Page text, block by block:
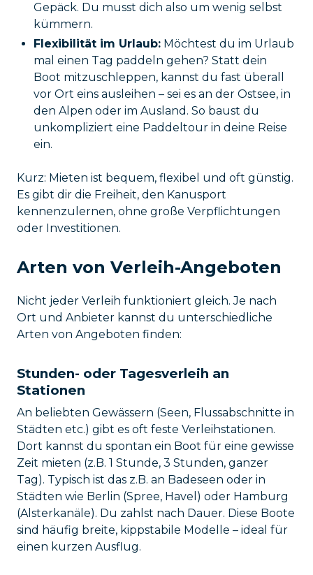
Gepäck. Du musst dich also um wenig selbst
kümmern.
Flexibilität im Urlaub: Möchtest du im Urlaub
mal einen Tag paddeln gehen? Statt dein
Boot mitzuschleppen, kannst du fast überall
vor Ort eins ausleihen – sei es an der Ostsee, in
den Alpen oder im Ausland. So baust du
unkompliziert eine Paddeltour in deine Reise
ein.
Kurz: Mieten ist bequem, flexibel und oft günstig.
Es gibt dir die Freiheit, den Kanusport
kennenzulernen, ohne große Verpflichtungen
oder Investitionen.
Arten von Verleih-Angeboten
Nicht jeder Verleih funktioniert gleich. Je nach
Ort und Anbieter kannst du unterschiedliche
Arten von Angeboten finden:
Stunden- oder Tagesverleih an
Stationen
An beliebten Gewässern (Seen, Flussabschnitte in
Städten etc.) gibt es oft feste Verleihstationen.
Dort kannst du spontan ein Boot für eine gewisse
Zeit mieten (z.B. 1 Stunde, 3 Stunden, ganzer
Tag). Typisch ist das z.B. an Badeseen oder in
Städten wie Berlin (Spree, Havel) oder Hamburg
(Alsterkanäle). Du zahlst nach Dauer. Diese Boote
sind häufig breite, kippstabile Modelle – ideal für
einen kurzen Ausflug.